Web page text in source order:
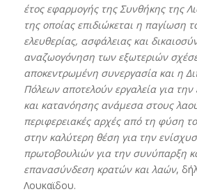
έτος εφαρμογής της Συνθήκης της
της οποίας επιδιώκεται η παγίωση
ελευθερίας, ασφάλειας και
αναζωογόνηση των εξωτεριών
αποκεντρωμένη συνεργασία και η
Πόλεων αποτελούν εργαλεία για την
και κατανόησης ανάμεσα στους
περιφερειακές αρχές από τη φύση
στην καλύτερη θέση για την
πρωτοβουλιών για την συνύπαρξη
επανασύνδεση κρατών και λαών,
Λουκαϊδου.